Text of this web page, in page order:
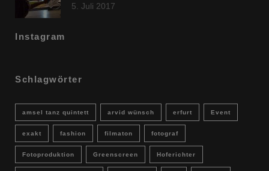
5. Juli 2017
Instagram
Schlagwörter
amsel tanz quintett arvid wünsch erfurt Event
exakt fashion filmaton fotograf
Fotoproduktion Greenscreen Hoferichter